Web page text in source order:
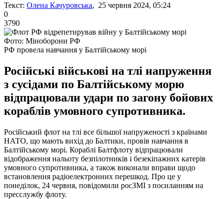
Текст: Олена Качуровська, 25 червня 2024, 05:24
0
3790
Фото: Міноборони РФ
РФ провела навчання у Балтійському морі
Російські військові на тлі напруження
з сусідами по Балтійському морю
відпрацювали удари по загону бойових
кораблів умовного супротивника.
Російський флот на тлі все більшої напруженості з країнами
НАТО, що мають вихід до Балтики, провів навчання в
Балтійському морі. Кораблі Балтфлоту відпрацювали
відображення нальоту безпілотників і безекіпажних катерів
умовного супротивника, а також виконали вправи щодо
встановлення радіоелектронних перешкод. Про це у
понеділок, 24 червня, повідомили росЗМІ з посиланням на
пресслужбу флоту.